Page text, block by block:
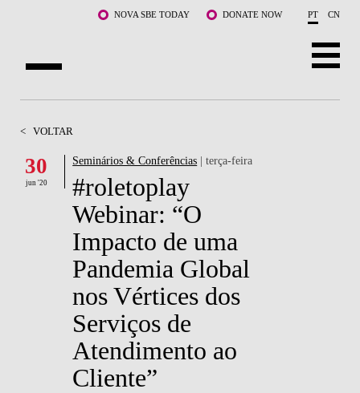
Saltar para o conteúdo principalNOVA SBE TODAY DONATE NOW PT CN
DOCENTES E INVESTIGAÇÃO
COMUNIDADE
LIFE AT NOVA SBE
WHAT'S HAPPENING
< VOLTAR
30
jun '20
Seminários & Conferências | terça-feira
#roletoplay
Webinar: “O
Impacto de uma
Pandemia Global
nos Vértices dos
Serviços de
Atendimento ao
Cliente”